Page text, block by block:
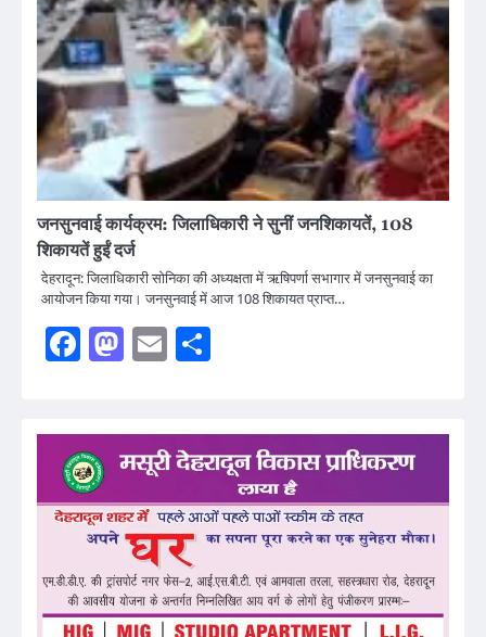
जनसुनवाई कार्यक्रम: जिलाधिकारी ने सुनीं जनशिकायतें, 108
शिकायतें हुईं दर्ज
देहरादून: जिलाधिकारी सोनिका की अध्यक्षता में ऋषिपर्णा सभागार में जनसुनवाई का
आयोजन किया गया। जनसुनवाई में आज 108 शिकायत प्राप्त…
Facebook
Mastodon
Email